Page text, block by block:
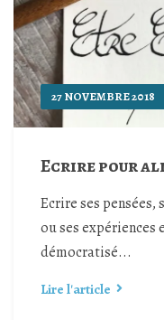
27 NOVEMBRE 2018
Ecrire pour
Ecrire ses
ou ses expériences
démocratisé...
Lire l'article